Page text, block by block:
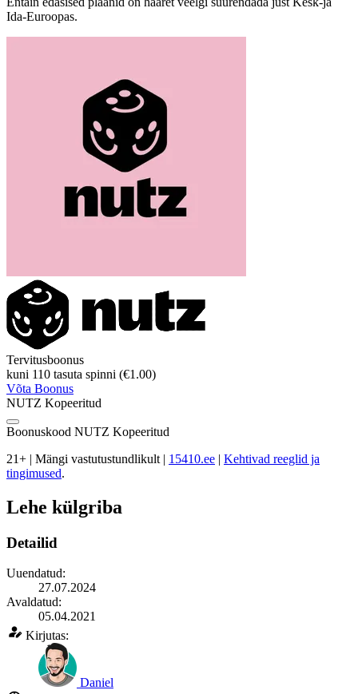
Ida-Euroopas.
Tervitusboonus
kuni 110 tasuta spinni (€1.00)
Võta Boonus
NUTZ Kopeeritud
Boonuskood NUTZ Kopeeritud
21+ | Mängi vastutustundlikult | 15410.ee | Kehtivad reeglid ja
tingimused.
Lehe külgriba
Detailid
Uuendatud:
27.07.2024
Avaldatud:
05.04.2021
Kirjutas:
Daniel